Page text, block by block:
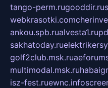
tango-perm.rugooddir.ru
webkrasotki.com
ankou.spb.rualvesta1.ru
sakhatoday.ru
golf2club.msk.ru
multimodal.msk.ru
isz-fest.ruewnc.info